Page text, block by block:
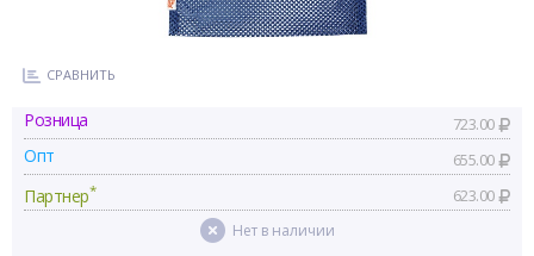
СРАВНИТЬ
Розница 723.00
Опт 655.00
Партнер* 623.00
Нет в наличии